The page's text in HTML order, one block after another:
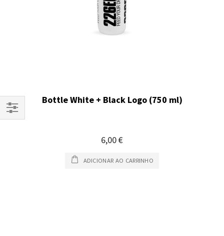
Bottle White + Black Logo (750 ml)
6,00 €
ADICIONAR AO CARRINHO
Filtrar